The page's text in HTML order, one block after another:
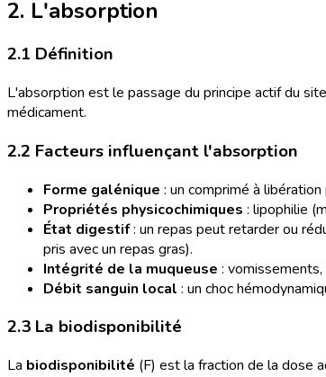
2. L'absorption
2.1 Définition
L'absorption est le passage du principe actif du
médicament.
2.2 Facteurs influençant l'absorption
Forme galénique : un comprimé à
Propriétés physicochimiques : lipophilie
État digestif: un repas peut retarder ou
pris avec un repas gras).
Intégrité de la muqueuse :
Débit sanguin local : un choc
2.3 La biodisponibilité
La biodisponibilité (F) est la fraction de la dose